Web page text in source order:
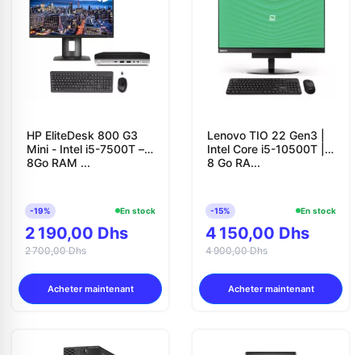
HP EliteDesk 800 G3
Mini - Intel i5-7500T –
8Go RAM ...
-19% En stock
2 190,00 Dhs
2 700,00 Dhs
Acheter maintenant
Lenovo TIO 22 Gen3 |
Intel Core i5-10500T |
8 Go RA...
-15% En stock
4 150,00 Dhs
4 900,00 Dhs
Acheter maintenant